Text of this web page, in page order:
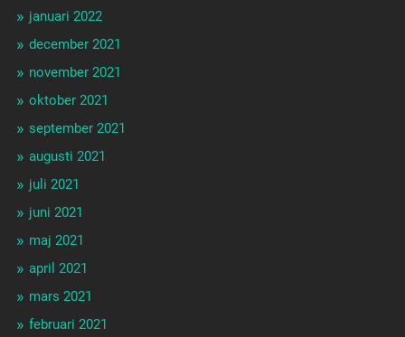
januari 2022
december 2021
november 2021
oktober 2021
september 2021
augusti 2021
juli 2021
juni 2021
maj 2021
april 2021
mars 2021
februari 2021